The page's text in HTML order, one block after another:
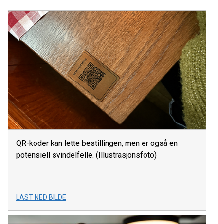
QR-koder kan lette bestillingen, men er også en
potensiell svindelfelle. (Illustrasjonsfoto)
LAST NED BILDE